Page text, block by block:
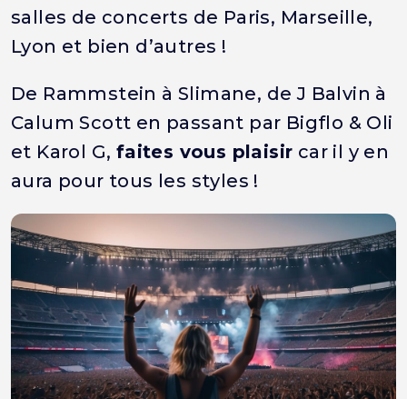
salles de concerts de Paris, Marseille,
Lyon et bien d’autres !
De Rammstein à Slimane, de J Balvin à
Calum Scott en passant par Bigflo & Oli
et Karol G, faites vous plaisir car il y en
aura pour tous les styles !